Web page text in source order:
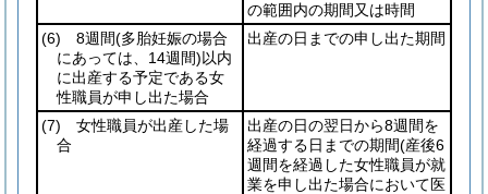
の範囲内の期間又は時間
(6) 8週間(多胎妊娠の場合
にあっては、14週間)以内
に出産する予定である女
性職員が申し出た場合
出産の日までの申し出た期間
(7) 女性職員が出産した場
合
出産の日の翌日から8週間を
経過する日までの期間(産後6
週間を経過した女性職員が就
業を申し出た場合において医